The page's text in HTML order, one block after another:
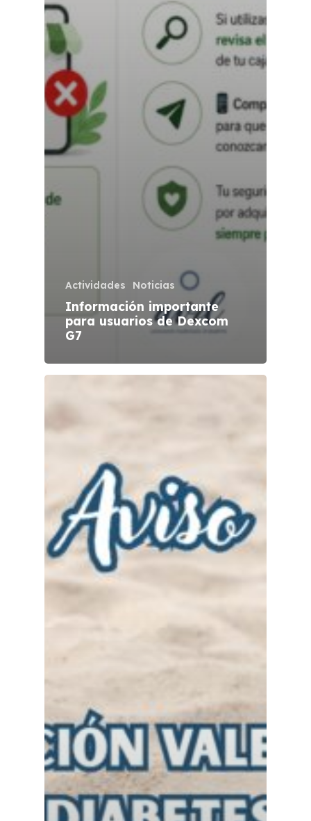
Actividades Noticias
Información importante
para usuarios de Dexcom
G7